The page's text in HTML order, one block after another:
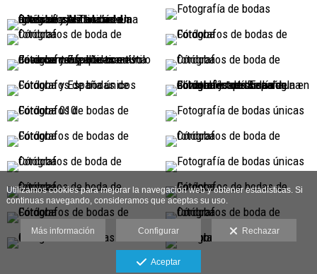
Utilizamos cookies para mejorar la navegación web y obtener estadísticas. Si
continuas navegando, consideramos que aceptas su uso.
Más información Configurar Rechazar
Aceptar